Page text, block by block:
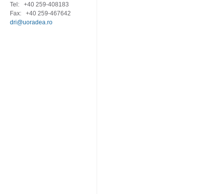
Tel: +40 259-408183
Fax: +40 259-467642
dri@uoradea.ro